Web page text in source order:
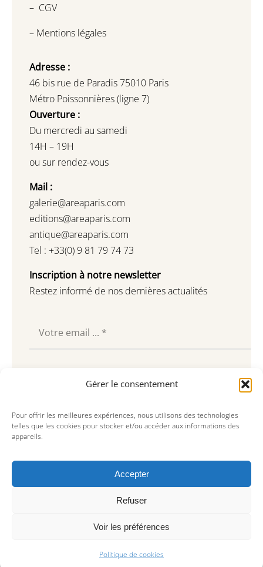
Gérer le consentement
Pour offrir les meilleures expériences, nous utilisons des technologies
telles que les cookies pour stocker et/ou accéder aux informations des
appareils.
Accepter
Refuser
Voir les préférences
Politique de cookies
– CGV
– Mentions légales
Adresse :
46 bis rue de Paradis 75010 Paris
Métro Poissonnières (ligne 7)
Ouverture :
Du mercredi au samedi
14H – 19H
ou sur rendez-vous
Mail :
galerie@areaparis.com
editions@areaparis.com
antique@areaparis.com
Tel : +33(0) 9 81 79 74 73
Inscription à notre newsletter
Restez informé de nos dernières actualités
Souscrire
© Copyright 2023, AREA Paris